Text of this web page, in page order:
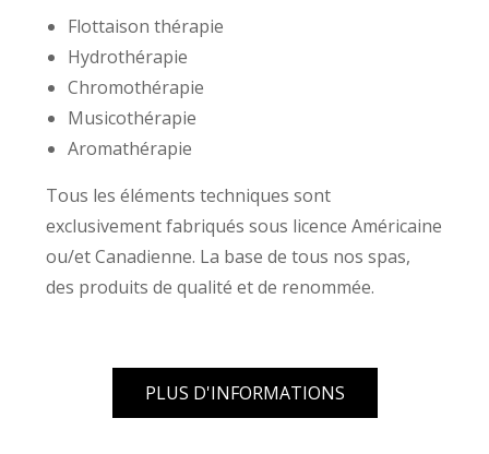
Flottaison thérapie
Hydrothérapie
Chromothérapie
Musicothérapie
Aromathérapie
Tous les éléments techniques sont
exclusivement fabriqués sous licence Américaine
ou/et Canadienne. La base de tous nos spas,
des produits de qualité et de renommée.
PLUS D'INFORMATIONS